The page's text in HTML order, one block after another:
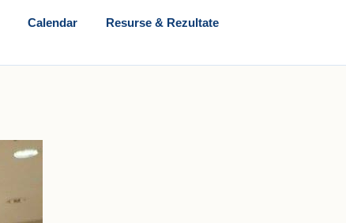
Calendar
Resurse & Rezultate